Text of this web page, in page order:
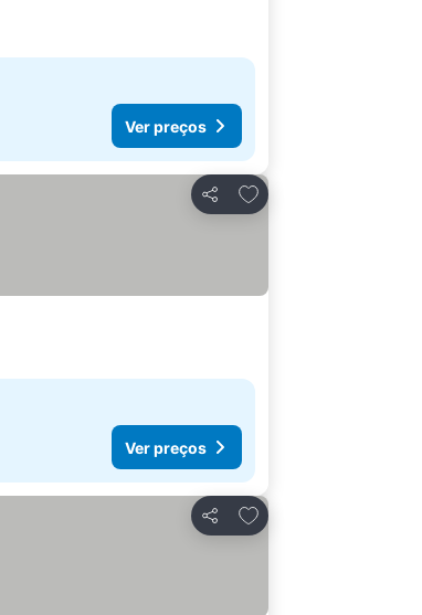
Ver preços
Partilhar
Adicionar aos favoritos
Ver preços
Partilhar
Adicionar aos favoritos